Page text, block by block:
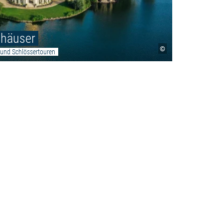
©
Schlössertouren